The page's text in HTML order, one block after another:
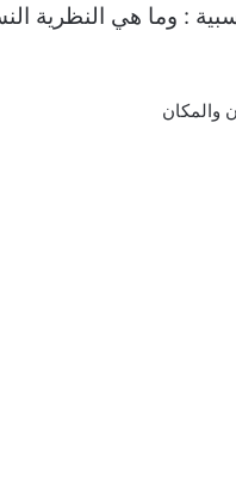
: وما هي النظرية